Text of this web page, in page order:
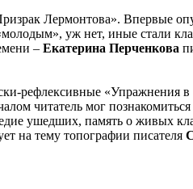
Лермонтова». Впервые
уж нет, иные стали
– Екатерина Перченкова
рефлексивные «Упражнения в
читатель мог
ушедших, память о живых
на тему топографии писателя